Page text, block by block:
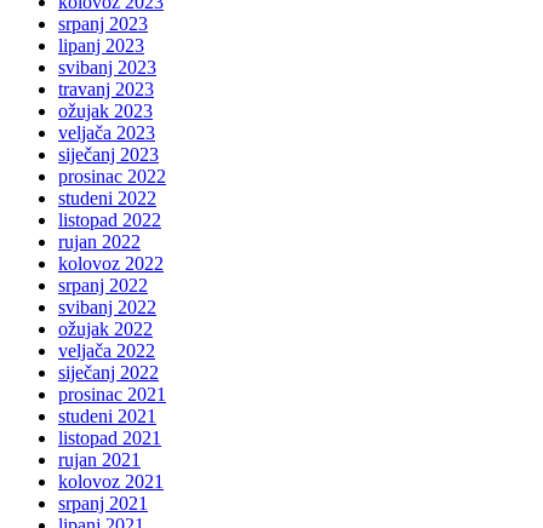
srpanj 2023
lipanj 2023
svibanj 2023
travanj 2023
ožujak 2023
veljača 2023
siječanj 2023
prosinac 2022
studeni 2022
listopad 2022
rujan 2022
kolovoz 2022
srpanj 2022
svibanj 2022
ožujak 2022
veljača 2022
siječanj 2022
prosinac 2021
studeni 2021
listopad 2021
rujan 2021
kolovoz 2021
srpanj 2021